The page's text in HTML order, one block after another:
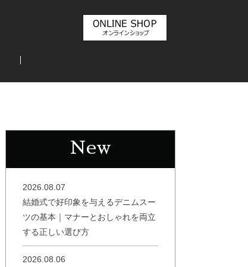
New
2026.08.07
結婚式で好印象を与えるデニムスー
ツの基本｜マナーとおしゃれを両立
する正しい選び方
2026.08.06